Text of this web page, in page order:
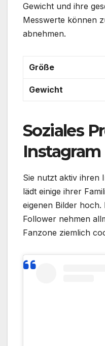
Gewicht und ihre
Messwerte können
abnehmen.
Größe
Gewicht
Soziales
Instagram
Sie nutzt aktiv ihren
lädt einige ihrer
eigenen Bilder
Follower nehmen
Fanzone ziemlich